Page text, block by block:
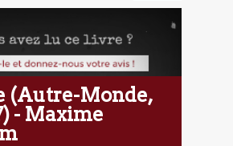
(Autre-Monde,
- Maxime